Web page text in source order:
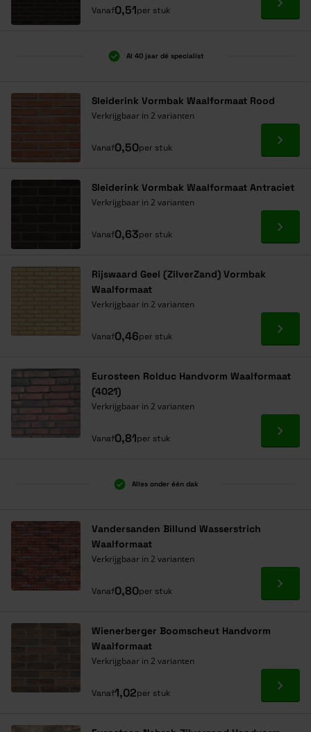
Vanaf0,51per stuk Ga
Al 40 jaar dé specialist
Sleiderink Vormbak Waalformaat Rood
Verkrijgbaar in 2 varianten
Vanaf0,50per stuk Ga
Sleiderink Vormbak Waalformaat Antraciet
Verkrijgbaar in 2 varianten
Vanaf0,63per stuk Ga
Rijswaard Geel (ZilverZand) Vormbak
Waalformaat
Verkrijgbaar in 2 varianten
Vanaf0,46per stuk Ga
Eurosteen Rolduc Handvorm Waalformaat
(4021)
Verkrijgbaar in 2 varianten
Vanaf0,81per stuk Ga
Alles onder één dak
Vandersanden Billund Wasserstrich
Waalformaat
Verkrijgbaar in 2 varianten
Vanaf0,80per stuk Ga
Wienerberger Boomscheut Handvorm
Waalformaat
Verkrijgbaar in 2 varianten
Vanaf1,02per stuk Ga